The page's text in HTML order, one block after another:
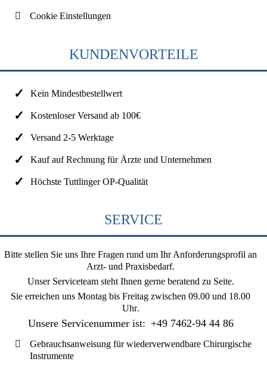
Cookie Einstellungen
KUNDENVORTEILE
Kein Mindestbestellwert
Kostenloser Versand ab 100€
Versand 2-5 Werktage
Kauf auf Rechnung für Ärzte und Unternehmen
Höchste Tuttlinger OP-Qualität
SERVICE
Bitte stellen Sie uns Ihre Fragen rund um Ihr Anforderungsprofil an
Arzt- und Praxisbedarf.
Unser Serviceteam steht Ihnen gerne beratend zu Seite.
Sie erreichen uns Montag bis Freitag zwischen 09.00 und 18.00
Uhr.
Unsere Servicenummer ist: +49 7462-94 44 86
Gebrauchsanweisung für wiederverwendbare Chirurgische
Instrumente